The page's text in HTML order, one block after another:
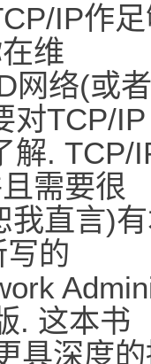
IP作
维
网络(或
对TCP/IP
解. TCP/
需要很
我直言)
的
. 这本书
具深度